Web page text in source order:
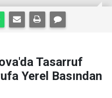
Tasarruf
Yerel Basından